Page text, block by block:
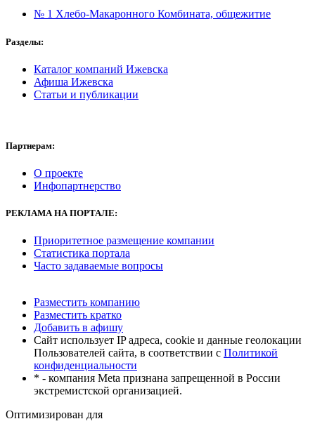
№ 1 Хлебо-Макаронного Комбината, общежитие
Разделы:
Каталог компаний Ижевска
Афиша Ижевска
Статьи и публикации
Партнерам:
О проекте
Инфопартнерство
РЕКЛАМАНА ПОРТАЛЕ:
Приоритетное размещение компании
Статистика портала
Часто задаваемые вопросы
Разместить компанию
Разместить кратко
Добавить в афишу
Сайт использует IP адреса, cookie и данные геолокации
Пользователей сайта, в соответствии с Политикой
конфиденциальности
* - компания Meta признана запрещенной в России
экстремистской организацией.
Оптимизирован для